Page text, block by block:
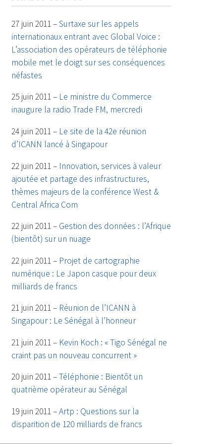
27 juin 2011 –Surtaxe sur les appels
internationaux entrant avec Global Voice :
L’association des opérateurs de téléphonie
mobile met le doigt sur ses conséquences
néfastes
25 juin 2011 – Le ministre du Commerce
inaugure la radio Trade FM, mercredi
24 juin 2011 – Le site de la 42e réunion
d’ICANN lancé à Singapour
22 juin 2011 – Innovation, services à valeur
ajoutée et partage des infrastructures,
thèmes majeurs de la conférence West &
Central Africa Com
22 juin 2011 – Gestion des données : l’Afrique
(bientôt) sur un nuage
22 juin 2011 – Projet de cartographie
numérique : Le Japon casque pour deux
milliards de francs
21 juin 2011 – Réunion de l’ICANN à
Singapour : Le Sénégal à l’honneur
21 juin 2011 – Kevin Koch : « Tigo Sénégal ne
craint pas un nouveau concurrent »
20 juin 2011 –Téléphonie : Bientôt un
quatrième opérateur au Sénégal
19 juin 2011 –Artp : Questions sur la
disparition de 120 milliards de francs